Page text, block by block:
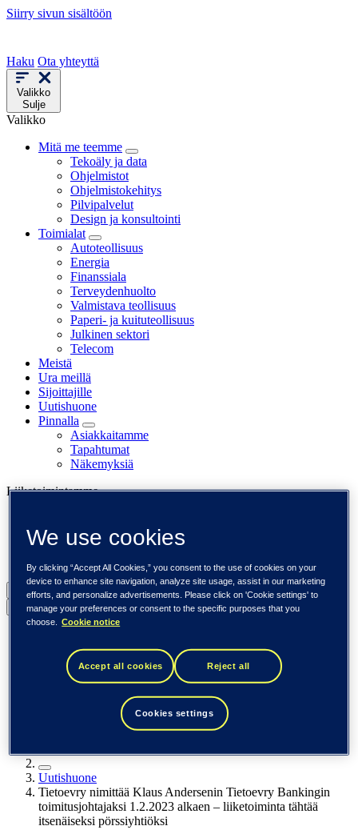
Siirry sivun sisältöön
Haku Ota yhteyttä
Valikko
Sulje
Valikko
Mitä me teemme
Tekoäly ja data
Ohjelmistot
Ohjelmistokehitys
Pilvipalvelut
Design ja konsultointi
Toimialat
Autoteollisuus
Energia
Finanssiala
Terveydenhuolto
Valmistava teollisuus
Paperi- ja kuituteollisuus
Julkinen sektori
Telecom
Meistä
Ura meillä
Sijoittajille
Uutishuone
Pinnalla
Asiakkaitamme
Tapahtumat
Näkemyksiä
Liiketoimintamme
Tieto Caretech
Tieto Indtech
Tieto Tech Consulting
Suomi (suomi)
Back to menu
DACH (Deutsch)
Espanja / Iberia (español)
Ruotsi (svenska)
Yhdysvallat (English)
Uutishuone
Tietoevry nimittää Klaus Andersenin Tietoevry Bankingin
toimitusjohtajaksi 1.2.2023 alkaen – liiketoiminta tähtää
itsenäiseksi pörssiyhtiöksi
We use cookies
By clicking “Accept All Cookies,” you consent to the use of cookies on your
device to enhance site navigation, analyze site usage, assist in our marketing
efforts, and personalize advertisements. Please click on 'Cookie settings' to
manage your preferences or consent to the specific purposes that you
choose.
Cookie notice
Accept all cookies Reject all
Cookies settings